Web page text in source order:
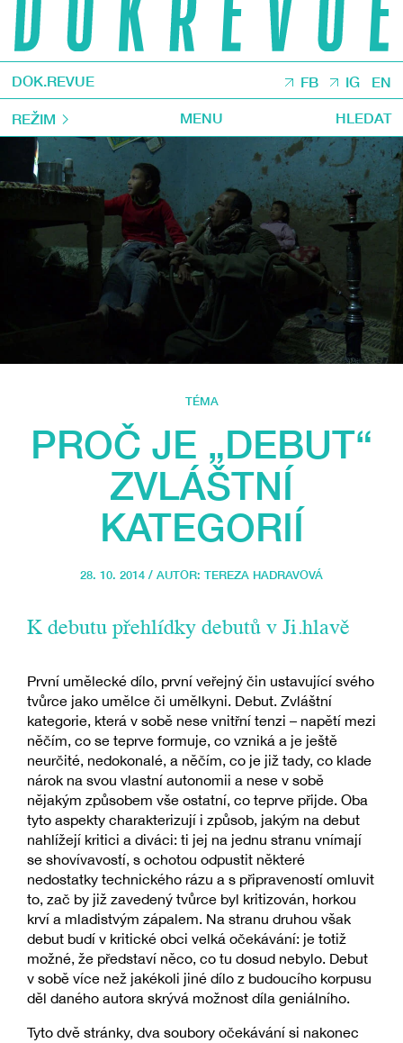
DOK.REVUE FB IG EN
REŽIM MENU HLEDAT
TÉMA
PROČ JE „DEBUT“
ZVLÁŠTNÍ
KATEGORIÍ
28. 10. 2014 / AUTOR: TEREZA HADRAVOVÁ
K debutu přehlídky debutů v Ji.hlavě
První umělecké dílo, první veřejný čin ustavující svého
tvůrce jako umělce či umělkyni. Debut. Zvláštní
kategorie, která v sobě nese vnitřní tenzi – napětí mezi
něčím, co se teprve formuje, co vzniká a je ještě
neurčité, nedokonalé, a něčím, co je již tady, co klade
nárok na svou vlastní autonomii a nese v sobě
nějakým způsobem vše ostatní, co teprve přijde. Oba
tyto aspekty charakterizují i způsob, jakým na debut
nahlížejí kritici a diváci: ti jej na jednu stranu vnímají
se shovívavostí, s ochotou odpustit některé
nedostatky technického rázu a s připraveností omluvit
to, zač by již zavedený tvůrce byl kritizován, horkou
krví a mladistvým zápalem. Na stranu druhou však
debut budí v kritické obci velká očekávání: je totiž
možné, že představí něco, co tu dosud nebylo. Debut
v sobě více než jakékoli jiné dílo z budoucího korpusu
děl daného autora skrývá možnost díla geniálního.
Tyto dvě stránky, dva soubory očekávání si nakonec